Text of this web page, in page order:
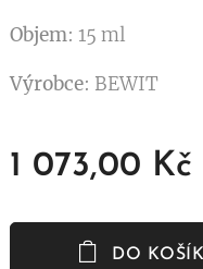
Objem: 15 ml
Výrobce: BEWIT
1 073,00 Kč
DO